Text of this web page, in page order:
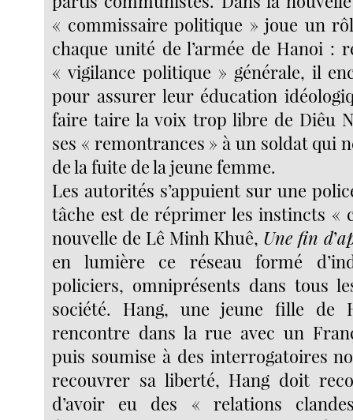
« commissaire politique » joue un
chaque unité de l’armée de Hanoi :
« vigilance politique » générale, il
pour assurer leur éducation
faire taire la voix trop libre de Diêu
ses « remontrances » à un soldat qui
de la fuite de la jeune femme.
Les autorités s’appuient sur une
tâche est de réprimer les instincts «
nouvelle de Lê Minh Khuê, Une fin d’
en lumière ce réseau formé
policiers, omniprésents dans tous
société. Hang, une jeune fille de
rencontre dans la rue avec un
puis soumise à des interrogatoires
recouvrer sa liberté, Hang doit
d’avoir eu des « relations